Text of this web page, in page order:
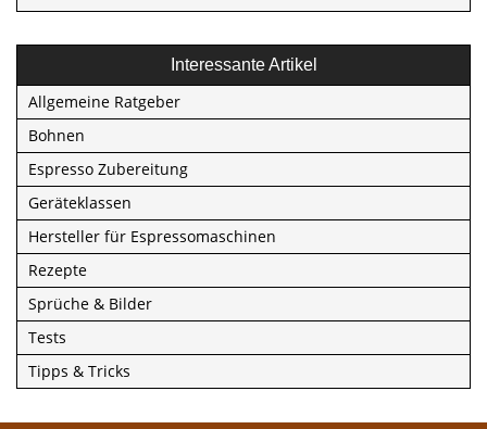
Interessante Artikel
Allgemeine Ratgeber
Bohnen
Espresso Zubereitung
Geräteklassen
Hersteller für Espressomaschinen
Rezepte
Sprüche & Bilder
Tests
Tipps & Tricks